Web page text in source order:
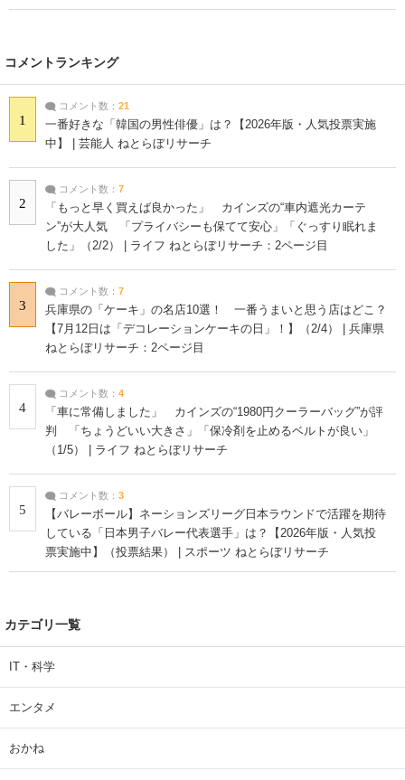
コメントランキング
1
コメント数： 21
一番好きな「韓国の男性俳優」は？【2026年版・人気投票実施
中】 | 芸能人 ねとらぼリサーチ
2
コメント数： 7
「もっと早く買えば良かった」 カインズの“車内遮光カーテ
ン”が大人気 「プライバシーも保てて安心」「ぐっすり眠れま
した」（2/2） | ライフ ねとらぼリサーチ：2ページ目
3
コメント数： 7
兵庫県の「ケーキ」の名店10選！ 一番うまいと思う店はどこ？
【7月12日は「デコレーションケーキの日」！】（2/4） | 兵庫県
ねとらぼリサーチ：2ページ目
4
コメント数： 4
「車に常備しました」 カインズの“1980円クーラーバッグ”が評
判 「ちょうどいい大きさ」「保冷剤を止めるベルトが良い」
（1/5） | ライフ ねとらぼリサーチ
5
コメント数： 3
【バレーボール】ネーションズリーグ日本ラウンドで活躍を期待
している「日本男子バレー代表選手」は？【2026年版・人気投
票実施中】（投票結果） | スポーツ ねとらぼリサーチ
カテゴリ一覧
IT・科学
エンタメ
おかね